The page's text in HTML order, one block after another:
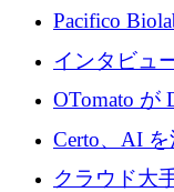
ムを拡大す
Pacifico
質生産に転
インタビュ
ーン Tide の
OTomato が
インテリジ
Improbable
Certo、AI
プラットフ
クラウド大